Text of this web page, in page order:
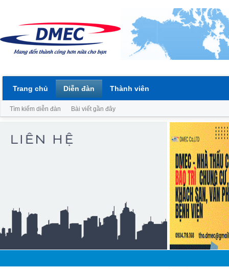
Trang chủ Diễn đàn
Tìm kiếm diễn đàn Bài viết gần đây
Thành viên